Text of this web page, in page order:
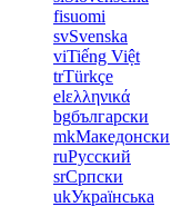
fisuomi
svSvenska
viTiếng Việt
trTürkçe
elελληνικά
bgбългарски
mkМакедонски
ruРусский
srСрпски
ukУкраїнська